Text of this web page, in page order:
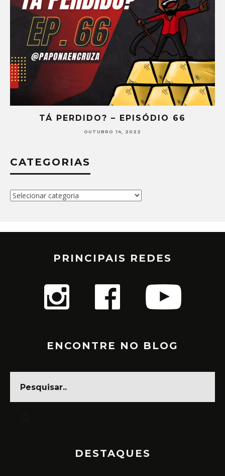
TÁ PERDIDO? – EPISÓDIO 66
OUTUBRO 14, 2022
CATEGORIAS
Categorias
PRINCIPAIS REDES
ENCONTRE NO BLOG
DESTAQUES